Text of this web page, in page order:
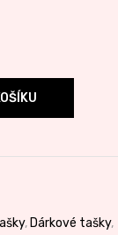
, Dárkové tašky,